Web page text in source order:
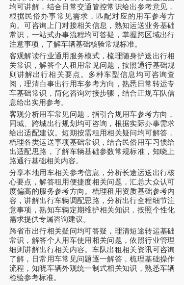
均可讲解，结合日常交通管控常识给出参考意见，
根据民俗办事常见需求，匹配对应的用车参考方
向。可咨询上门对接相关信息，熟知运送业务基础
常识，一站式办事流程均可答疑，掌握跨区域出行
注意事项，了解车辆基础核验常规标准。
客观解读行业通用服务模式，梳理随身护送出行相
关常识，解答个人租用常见问题，按照通行基础规
则讲解出行相关要点。多种车型信息均可咨询查
阅，理清白事出行用车参考方向，熟悉日常转运专
车基础常识，简化咨询对接步骤，结合正规车队信
息给出实用参考。
客观分析用车常见问题，指引合规用车参考方向，
同城、跨城出行规划均可咨询，根据实际办事需求
给出适配建议。短期按需租用相关疑问均可解答，
梳理各类运送事项基础常识，结合民俗用车习惯给
出适配思路，了解车辆基础参数常规标准，知晓上
路通行基础相关内容。
分享本地用车相关参考信息，分析长途运送出行核
心要点，解答租用便捷度相关问题，汇总大众认可
度偏高的服务参考方向。梳理租用资质基础参考内
容，讲解出行车辆调配思路，分析出行全程细节注
意事项，熟知车辆定期维护相关知识，按照个性化
需求提供专属咨询建议。
跨省市出行相关疑问均可答疑，理清短途转运基础
常识，解答个人用车使用相关问题，依照行业管理
细则讲解出行相关内容。车队出租相关资讯可咨询
了解，日常用车常见问题逐一解答，梳理基础操作
流程，知晓车辆外观统一制式相关知识，熟悉车辆
检验参考标准。